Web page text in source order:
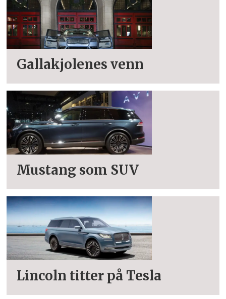
Gallakjolenes venn
Mustang som SUV
Lincoln titter på Tesla